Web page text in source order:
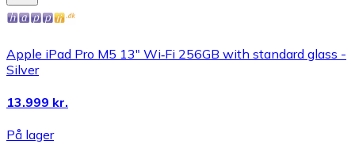
Apple iPad Pro M5 13" Wi‑Fi 256GB with standard glass -
Silver
13.999 kr.
På lager